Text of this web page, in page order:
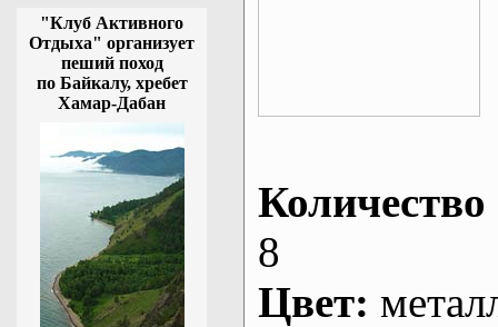
"Клуб Активного
Отдыха" организует
пеший поход
по Байкалу, хребет
Хамар-Дабан
Количество
8
Цвет: